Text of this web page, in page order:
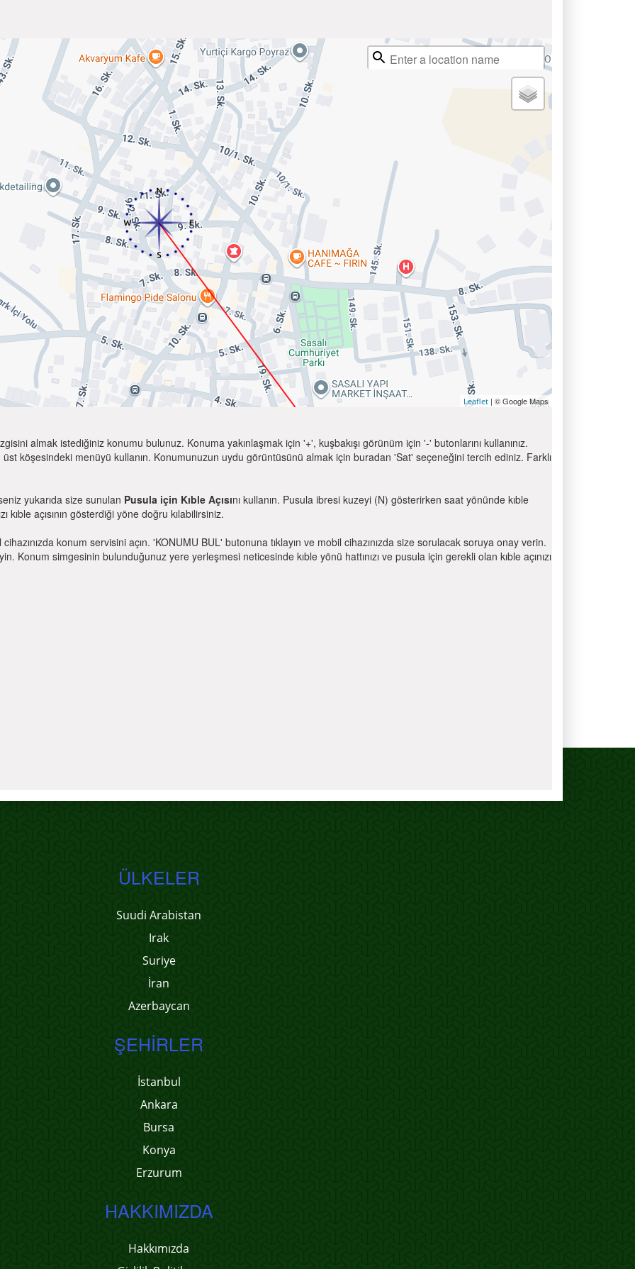
Leaflet | © Google Maps
almak istediğiniz konumu bulunuz. Konuma yakınlaşmak için '+', kuşbakışı görünüm için '-' butonlarını kullanınız.
köşesindeki menüyü kullanın. Konumunuzun uydu görüntüsünü almak için buradan 'Sat' seçeneğini tercih ediniz. Farklı
yukarıda size sunulan Pusula için Kıble Açısını kullanın. Pusula ibresi kuzeyi (N) gösterirken saat yönünde kıble
kıble açısının gösterdiği yöne doğru kılabilirsiniz.
konum servisini açın. 'KONUMU BUL' butonuna tıklayın ve mobil cihazınızda size sorulacak soruya onay verin.
Konum simgesinin bulunduğunuz yere yerleşmesi neticesinde kıble yönü hattınızı ve pusula için gerekli olan kıble açınızı
ÜLKELER
Suudi Arabistan
Irak
Suriye
İran
Azerbaycan
ŞEHIRLER
İstanbul
Ankara
Bursa
Konya
Erzurum
HAKKIMIZDA
Hakkımızda